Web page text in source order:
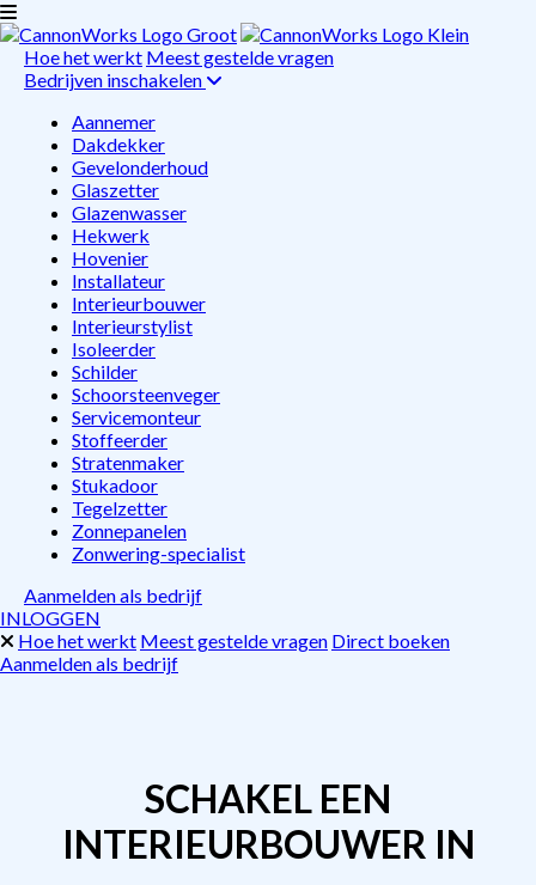
Hoe het werkt Meest gestelde vragen
Bedrijven inschakelen
Aannemer
Dakdekker
Gevelonderhoud
Glaszetter
Glazenwasser
Hekwerk
Hovenier
Installateur
Interieurbouwer
Interieurstylist
Isoleerder
Schilder
Schoorsteenveger
Servicemonteur
Stoffeerder
Stratenmaker
Stukadoor
Tegelzetter
Zonnepanelen
Zonwering-specialist
Aanmelden als bedrijf
INLOGGEN
Hoe het werkt Meest gestelde vragen Direct boeken
Aanmelden als bedrijf
SCHAKEL EEN
INTERIEURBOUWER IN